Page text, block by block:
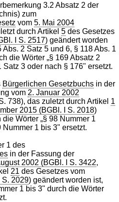
3.2 Absatz 2 der
zum
vom5. Mai 2004
durch Artikel5 des Gesetzes
I S. 2517) geändert worden
Abs. 2 Satz 5 und 6, § 118 Abs. 1
die Wörter „§ 169 Absatz 2
Satz 3 oder nach § 176" ersetzt.
Bürgerlichen Gesetzbuchs in der
vom 2. Januar 2002
738), das zuletzt durch Artikel 1
2015 (BGBl. I S. 2018)
Wörter „§ 98 Nummer 1
Nummer 1 bis 3" ersetzt.
1 des
in der Fassung der
2002 (BGBl. I S. 3422,
21 des Gesetzes vom
S. 2029) geändert worden ist,
1 bis 3" durch die Wörter